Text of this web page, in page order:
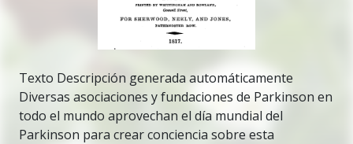
Texto Descripción generada automáticamente
Diversas asociaciones y fundaciones de Parkinson en
todo el mundo aprovechan el día mundial del
Parkinson para crear conciencia sobre esta